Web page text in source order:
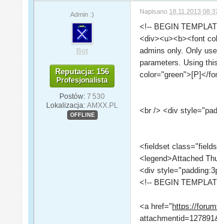
Admin :)
Bot
Reputacja: 156
Profesjonalista
Postów: 7 530
Lokalizacja: AMXX.PL
OFFLINE
Napisano 18.11.2013
<!-- BEGIN
<div><u><b><font
admins only. Only
parameters. Using
color="green">[P]</
<br /> <div
<fieldset
<legend>Attached
<div
<!-- BEGIN
<a href="https://